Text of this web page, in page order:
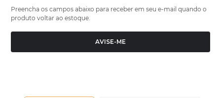
Preencha os campos abaixo para receber em seu e-mail quando o
produto voltar ao estoque.
AVISE-ME